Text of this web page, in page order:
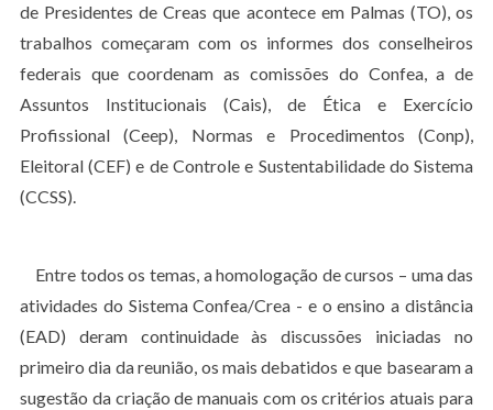
de Presidentes de Creas que acontece em Palmas (TO), os
trabalhos começaram com os informes dos conselheiros
federais que coordenam as comissões do Confea, a de
Assuntos Institucionais (Cais), de Ética e Exercício
Profissional (Ceep), Normas e Procedimentos (Conp),
Eleitoral (CEF) e de Controle e Sustentabilidade do Sistema
(CCSS).
Entre todos os temas, a homologação de cursos – uma das
atividades do Sistema Confea/Crea - e o ensino a distância
(EAD) deram continuidade às discussões iniciadas no
primeiro dia da reunião, os mais debatidos e que basearam a
sugestão da criação de manuais com os critérios atuais para